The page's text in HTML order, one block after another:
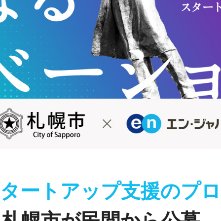
ートアップ支援のプ